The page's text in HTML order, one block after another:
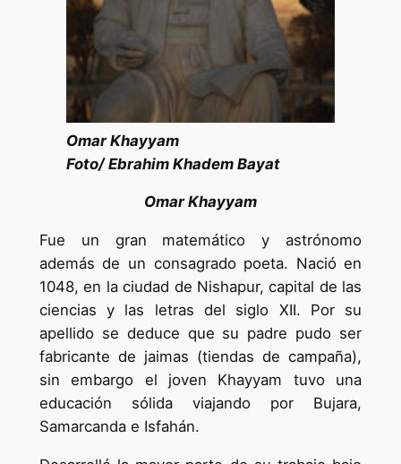
Omar Khayyam
Foto/ Ebrahim Khadem Bayat
Omar Khayyam
Fue un gran matemático y astrónomo
además de un consagrado poeta. Nació en
1048, en la ciudad de Nishapur, capital de las
ciencias y las letras del siglo XII. Por su
apellido se deduce que su padre pudo ser
fabricante de jaimas (tiendas de campaña),
sin embargo el joven Khayyam tuvo una
educación sólida viajando por Bujara,
Samarcanda e Isfahán.